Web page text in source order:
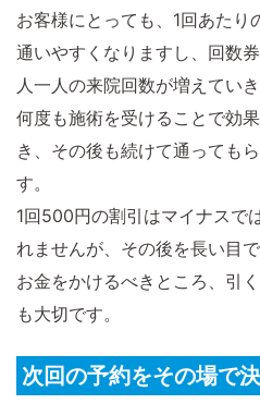
お客様にとっても、1回あたり
通いやすくなりますし、回数
人一人の来院回数が増えていき
何度も施術を受けることで効
き、その後も続けて通っても
す。
1回500円の割引はマイナスで
れませんが、その後を長い目
お金をかけるべきところ、引
も大切です。
次回の予約をその場で